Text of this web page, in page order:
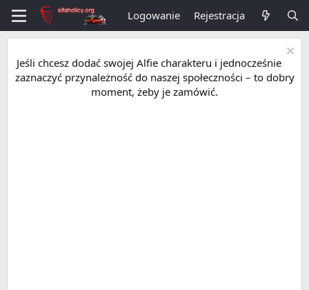
Logowanie Rejestracja
Jeśli chcesz dodać swojej Alfie charakteru i jednocześnie
zaznaczyć przynależność do naszej społeczności – to dobry
moment, żeby je zamówić.